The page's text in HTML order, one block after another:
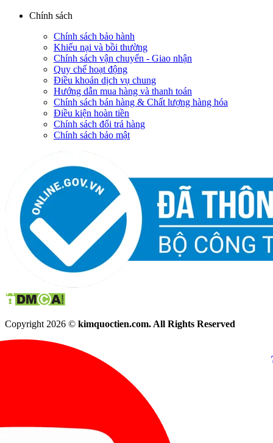
Chính sách
Chính sách bảo hành
Khiếu nại và bồi thường
Chính sách vận chuyển - Giao nhận
Quy chế hoạt động
Điều khoản dịch vụ chung
Hướng dẫn mua hàng và thanh toán
Chính sách bán hàng & Chất lượng hàng hóa
Điều kiện hoàn tiền
Chính sách đổi trả hàng
Chính sách bảo mật
Copyright 2026 © kimquoctien.com. All Rights Reserved
(8h00 - 21h30)
(8h00 -